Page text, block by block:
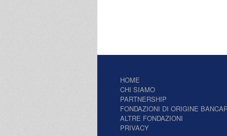
HOME
CHI SIAMO
PARTNERSHIP
FONDAZIONI DI ORIGINE
ALTRE FONDAZIONI
PRIVACY